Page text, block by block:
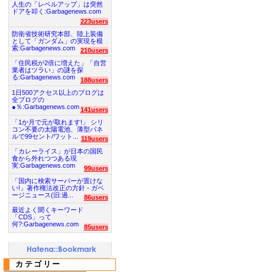
人生の「レベルアップ」は突然
ドアを叩く:Garbagenews.com
223users
防衛省技術研究本部、陸上装備
として「ガンダム」の実現を模
索:Garbagenews.com
210users
「住民税が2倍に増えた」「自営
業者はツラい」の謎を探
る:Garbagenews.com
188users
1日500アクセス以上のブログは
全ブログの
●％:Garbagenews.com 141users
「1か月で元が取れます!」 シリ
コン不要の太陽電池、薄型パネ
ルで99セント/ワット...
119users
「カレーライス」が日本の国民
食から外れつつある現
実:Garbagenews.com
99users
「国内に検索サーバーが置けな
い!」著作権法改正の方針 - ガベ
ージニュース(旧:過...
86users
最近よく聞くキーワード
「CDS」って
何?:Garbagenews.com
85users
カテゴリー